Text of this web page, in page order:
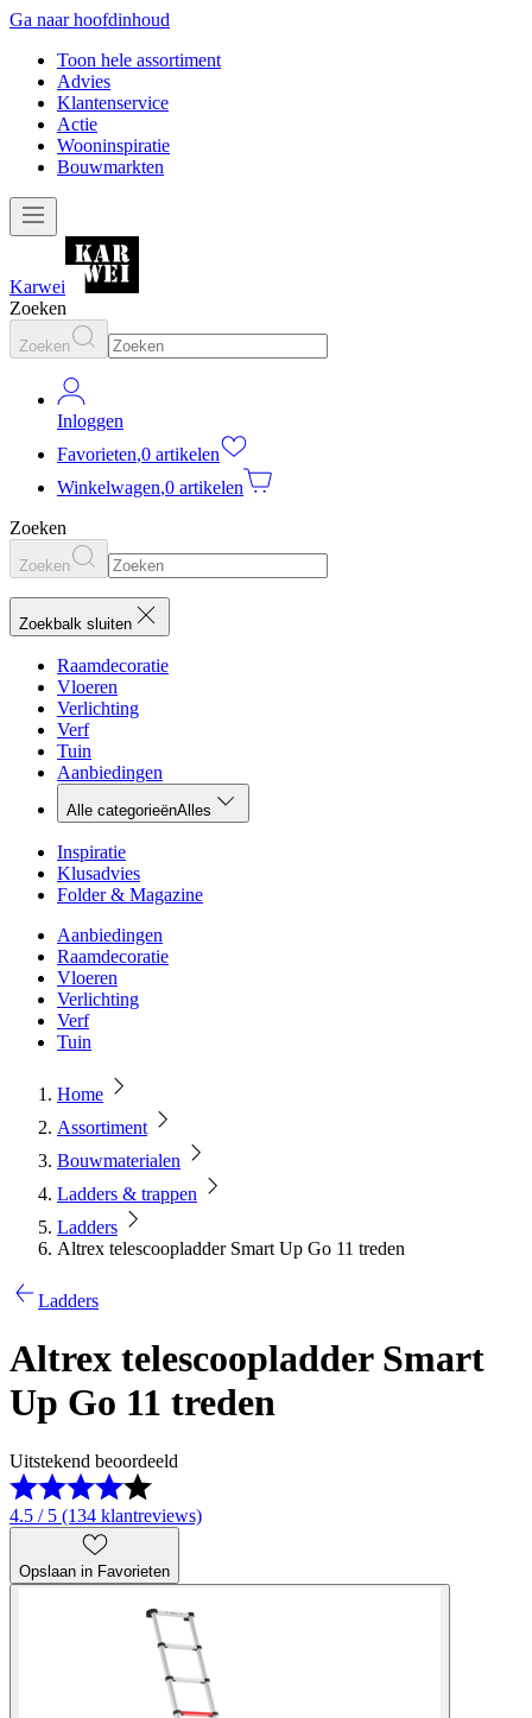
Ga naar hoofdinhoud
Toon hele assortiment
Advies
Klantenservice
Actie
Wooninspiratie
Bouwmarkten
Karwei
Zoeken
Zoeken
Inloggen
Favorieten,0 artikelen
Winkelwagen,0 artikelen
Zoeken
Zoeken
Zoekbalk sluiten
Raamdecoratie
Vloeren
Verlichting
Verf
Tuin
Aanbiedingen
Alle categorieënAlles
Inspiratie
Klusadvies
Folder & Magazine
Aanbiedingen
Raamdecoratie
Vloeren
Verlichting
Verf
Tuin
Home
Assortiment
Bouwmaterialen
Ladders & trappen
Ladders
Altrex telescoopladder Smart Up Go 11 treden
Ladders
Altrex telescoopladder Smart
Up Go 11 treden
Uitstekend beoordeeld
4.5 / 5 (134 klantreviews)
Opslaan in Favorieten